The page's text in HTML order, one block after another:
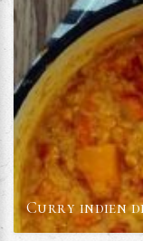
Curry indien